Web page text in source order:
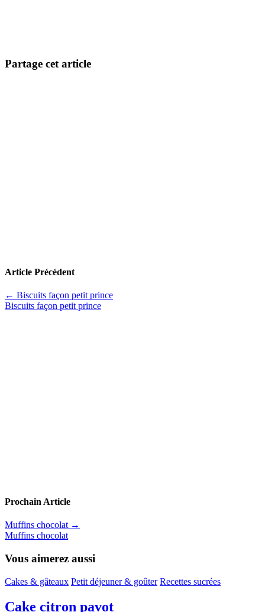
Partage cet article
Article Précédent
← Biscuits façon petit prince
Biscuits façon petit prince
Prochain Article
Muffins chocolat →
Muffins chocolat
Vous aimerez aussi
Cakes & gâteaux Petit déjeuner & goûter Recettes sucrées
Cake citron pavot